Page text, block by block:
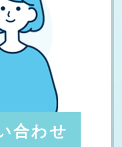
合わせ